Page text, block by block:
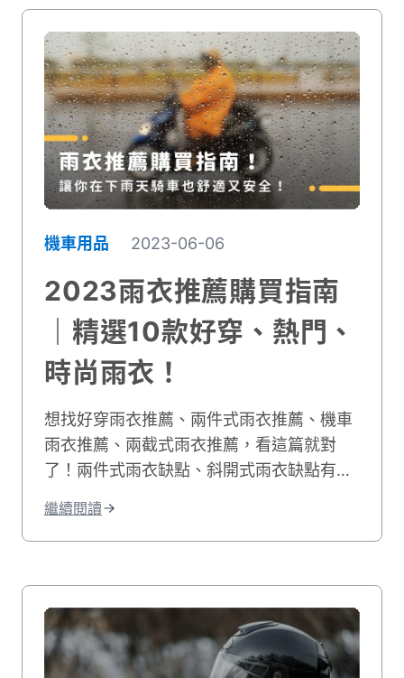
機車用品 2023-06-06
2023雨衣推薦購買指南
｜精選10款好穿、熱門、
時尚雨衣！
想找好穿雨衣推薦、兩件式雨衣推薦、機車
雨衣推薦、兩截式雨衣推薦，看這篇就對
了！兩件式雨衣缺點、斜開式雨衣缺點有哪
浸濕，本篇教你如何挑到最適合你的騎車雨
衣！
繼續閱讀